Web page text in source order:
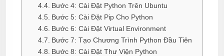
Bước 4: Cài Đặt Python Trên Ubuntu
Bước 5: Cài Đặt Pip Cho Python
Bước 6: Cài Đặt Virtual Environment
Bước 7: Tạo Chương Trình Python Đầu Tiên
Bước 8: Cài Đặt Thư Viện Python